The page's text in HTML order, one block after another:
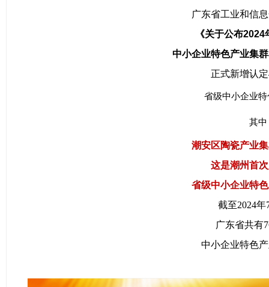
广东省工业和信
《关于公布2024
中小企业特色产业集
正式新增认
省级中小企业
其中
潮安区陶瓷产业
这是潮州首
省级中小企业特
截至2024年
广东省共有
中小企业特色